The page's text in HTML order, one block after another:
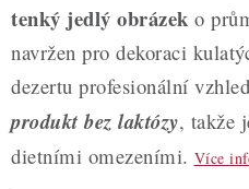
tenký jedlý obrázek o
navržen pro dekoraci
dezertu profesionální
produkt bez laktózy, takže
dietními omezeními. Více